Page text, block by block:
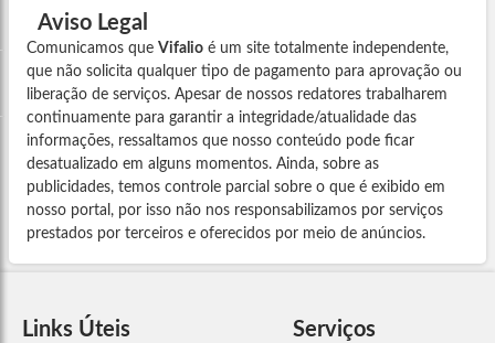
Aviso Legal
Comunicamos que Vifalio é um site totalmente independente,
que não solicita qualquer tipo de pagamento para aprovação ou
liberação de serviços. Apesar de nossos redatores trabalharem
continuamente para garantir a integridade/atualidade das
informações, ressaltamos que nosso conteúdo pode ficar
desatualizado em alguns momentos. Ainda, sobre as
publicidades, temos controle parcial sobre o que é exibido em
nosso portal, por isso não nos responsabilizamos por serviços
prestados por terceiros e oferecidos por meio de anúncios.
Links Úteis Serviços